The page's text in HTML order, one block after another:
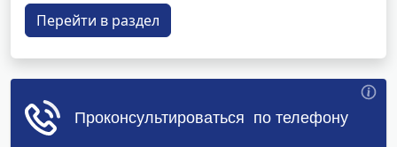
Перейти в раздел